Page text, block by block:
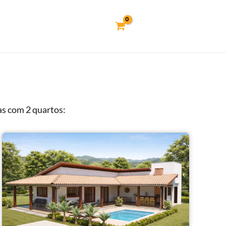
com 2 quartos: